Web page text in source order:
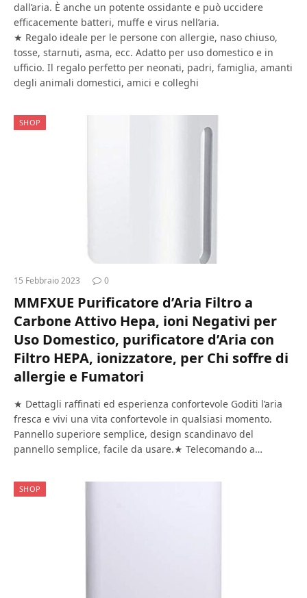
dall’aria. È anche un potente ossidante e può uccidere
efficacemente batteri, muffe e virus nell’aria.
★ Regalo ideale per le persone con allergie, naso chiuso,
tosse, starnuti, asma, ecc. Adatto per uso domestico e in
ufficio. Il regalo perfetto per neonati, padri, famiglia, amanti
degli animali domestici, amici e colleghi
SHOP
15 Febbraio 2023 0
MMFXUE Purificatore d’Aria Filtro a
Carbone Attivo Hepa, ioni Negativi per
Uso Domestico, purificatore d’Aria con
Filtro HEPA, ionizzatore, per Chi soffre di
allergie e Fumatori
★ Dettagli raffinati ed esperienza confortevole Goditi l’aria
fresca e vivi una vita confortevole in qualsiasi momento.
Pannello superiore semplice, design scandinavo del
pannello semplice, facile da usare.★ Telecomando a…
SHOP